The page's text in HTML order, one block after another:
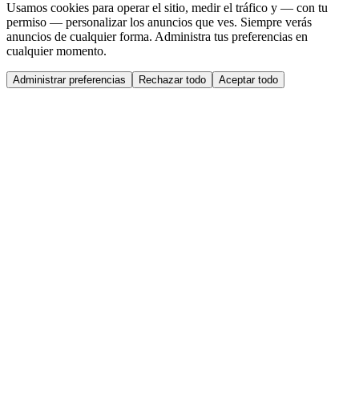
Usamos cookies para operar el sitio, medir el tráfico y — con tu
permiso — personalizar los anuncios que ves. Siempre verás
anuncios de cualquier forma. Administra tus preferencias en
cualquier momento.
Administrar preferencias Rechazar todo Aceptar todo